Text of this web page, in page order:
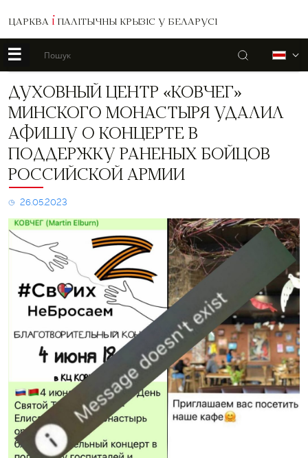
ЦАРКВА І ПАЛІТЫЧНЫ КРЫЗІС У БЕЛАРУСІ
☰ Пошук
Духовный
центр
«Ковчег»
минского
монастыря
удалил
афишу
о
в
поддержку
раненых
бойцов
российской
ДУХОВНЫЙ ЦЕНТР «КОВЧЕГ»
МИНСКОГО МОНАСТЫРЯ УДАЛИЛ
АФИШУ О КОНЦЕРТЕ В
ПОДДЕРЖКУ РАНЕНЫХ БОЙЦОВ
РОССИЙСКОЙ АРМИИ
26.05.2023